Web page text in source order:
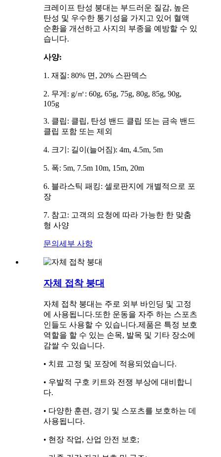
크레이프 탄성 붕대는 부드러운 질감, 높은
탄성 및 우수한 통기성을 가지고 있어 혈액
순환을 개선하고 사지의 부종을 예방할 수 있
습니다.
사양:
1. 재질: 80% 면, 20% 스판덱스
2. 무게: g/㎡: 60g, 65g, 75g, 80g, 85g, 90g,
105g
3. 클립: 클립, 탄성 밴드 클립 또는 금속 밴드
클립 포함 또는 제외
4. 크기: 길이(늘어짐): 4m, 4.5m, 5m
5. 폭: 5m, 7.5m 10m, 15m, 20m
6. 블라스틱 패킹: 셀로판지에 개별적으로 포
장
7. 참고: 고객의 요청에 따라 가능한 한 맞춤
형 사양
문의 세부 사항
자체 접착 붕대
자체 접착 붕대는 주로 외부 바인딩 및 고정
에 사용됩니다.또한 운동을 자주 하는 스포츠
인들도 사용할 수 있습니다.제품은 특정 보호
역할을 할 수 있는 손목, 발목 및 기타 장소에
감쌀 수 있습니다.
• 치료 고정 및 포장에 적용되었습니다.
• 우발적 구호 키트와 전쟁 부상에 대비합니
다.
• 다양한 훈련, 경기 및 스포츠를 보호하는 데
사용됩니다.
• 현장 작업, 산업 안전 보호;